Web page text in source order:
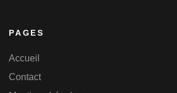
PAGES
Accueil
Contact